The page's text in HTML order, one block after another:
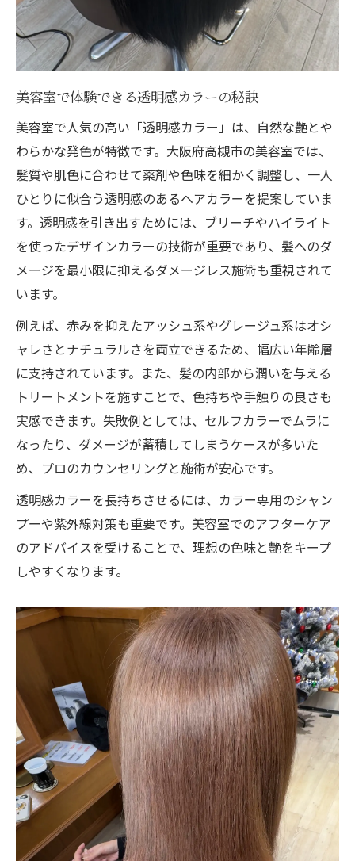
高槻の美容室で注目の髪質改善カラー体験
カラー後も美髪を守る美容室トリートメン
ト
ダメージを抑える美容室の施術ポイント解
説
美容室で選ぶダメージレスカラーの魅力
人気のデザインカラー最新事情を解説
美容室で人気のデザインカラートレンド解
説
高槻の美容室で体験できる透明感デザイン
話題のデザインカラーを美容室で叶えるコ
美容室選びで変わるデザインカラー完成度
ヘアカラーカフェ風カラーを美容室で体験
美容室で体験できる透明感カラーの秘訣
美容室で人気の高い「透明感カラー」は、自然な艶とや
わらかな発色が特徴です。大阪府高槻市の美容室では、
髪質や肌色に合わせて薬剤や色味を細かく調整し、一人
ひとりに似合う透明感のあるヘアカラーを提案していま
す。透明感を引き出すためには、ブリーチやハイライト
を使ったデザインカラーの技術が重要であり、髪へのダ
メージを最小限に抑えるダメージレス施術も重視されて
います。
例えば、赤みを抑えたアッシュ系やグレージュ系はオシ
ャレさとナチュラルさを両立できるため、幅広い年齢層
に支持されています。また、髪の内部から潤いを与える
トリートメントを施すことで、色持ちや手触りの良さも
実感できます。失敗例としては、セルフカラーでムラに
なったり、ダメージが蓄積してしまうケースが多いた
め、プロのカウンセリングと施術が安心です。
透明感カラーを長持ちさせるには、カラー専用のシャン
プーや紫外線対策も重要です。美容室でのアフターケア
のアドバイスを受けることで、理想の色味と艶をキープ
しやすくなります。